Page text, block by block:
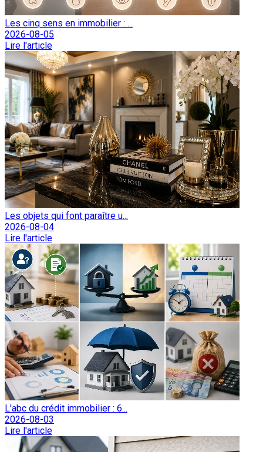
Les cinq sens en immobilier : ...
2026-08-05
Lire l'article
Les objets qui font paraître u...
2026-08-04
Lire l'article
L'abc du crédit immobilier : 6...
2026-08-03
Lire l'article